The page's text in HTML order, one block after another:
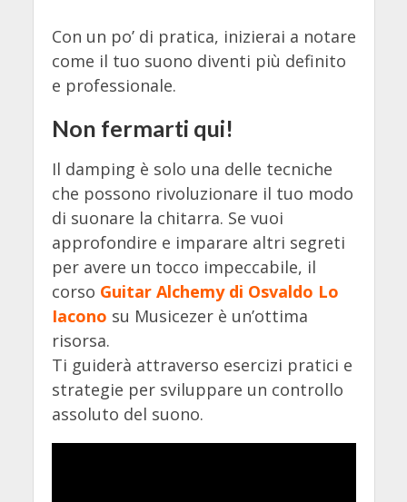
Con un po’ di pratica, inizierai a notare
come il tuo suono diventi più definito
e professionale.
Non fermarti qui!
Il damping è solo una delle tecniche
che possono rivoluzionare il tuo modo
di suonare la chitarra. Se vuoi
approfondire e imparare altri segreti
per avere un tocco impeccabile, il
corso Guitar Alchemy di Osvaldo Lo
Iacono su Musicezer è un’ottima
risorsa.
Ti guiderà attraverso esercizi pratici e
strategie per sviluppare un controllo
assoluto del suono.